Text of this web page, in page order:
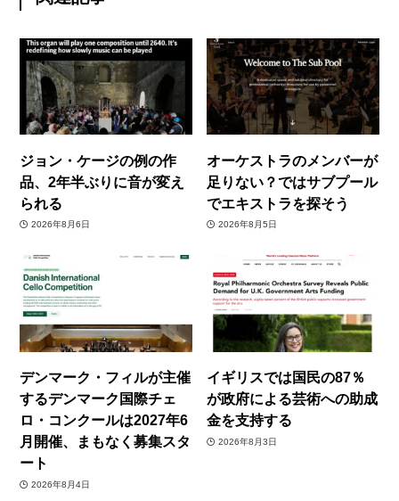
ジョン・ケージの例の作
品、2年半ぶりに音が変え
られる
2026年8月6日
オーケストラのメンバーが
足りない？ではサブプール
でエキストラを探そう
2026年8月5日
デンマーク・フィルが主催
するデンマーク国際チェ
ロ・コンクールは2027年6
月開催、まもなく募集スタ
ート
2026年8月4日
イギリスでは国民の87％
が政府による芸術への助成
金を支持する
2026年8月3日